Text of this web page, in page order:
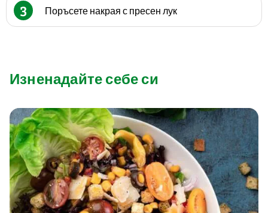
3 Поръсете накрая с пресен лук
Изненадайте себе си